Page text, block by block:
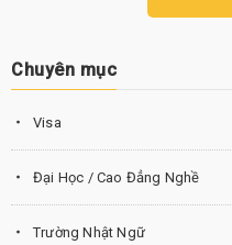
Chuyên mục
Visa
Đại Học / Cao Đẳng Nghề
Trường Nhật Ngữ